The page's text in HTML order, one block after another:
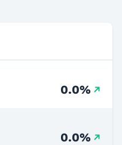
0.0%
0.0%